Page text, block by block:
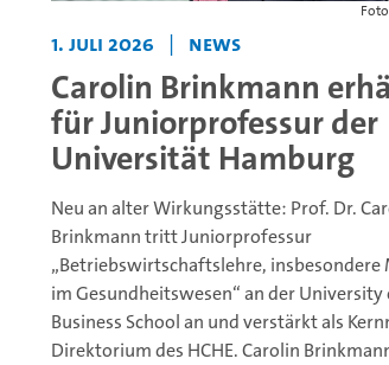
1. Juli 2026 | News
Carolin Brinkmann
für Juniorprofessur der
Universität Hamburg
Neu an alter Wirkungsstätte: Prof. Dr.
Brinkmann tritt Juniorprofessur
„Betriebswirtschaftslehre, insbesondere
im Gesundheitswesen“ an der
Business School an und verstärkt als
Direktorium des HCHE.Carolin